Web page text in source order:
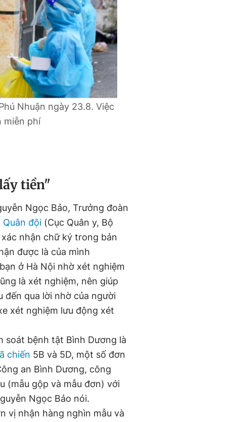
Nhuận ngày 23.8. Việc
miễn phí
tiền"
Ngọc Bảo, Trưởng đoàn
đội (Cục Quân y, Bộ
nhận chữ ký trong bản
được là của mình
ở Hà Nội nhờ xét nghiệm
là xét nghiệm, nên giúp
đến qua lời nhờ của người
xét nghiệm lưu động xét
soát bệnh tật Bình Dương là
chiến 5B và 5D, một số đơn
an Bình Dương, công
(mẫu gộp và mẫu đơn) với
Ngọc Bảo nói.
vị nhận hàng nghìn mẫu và